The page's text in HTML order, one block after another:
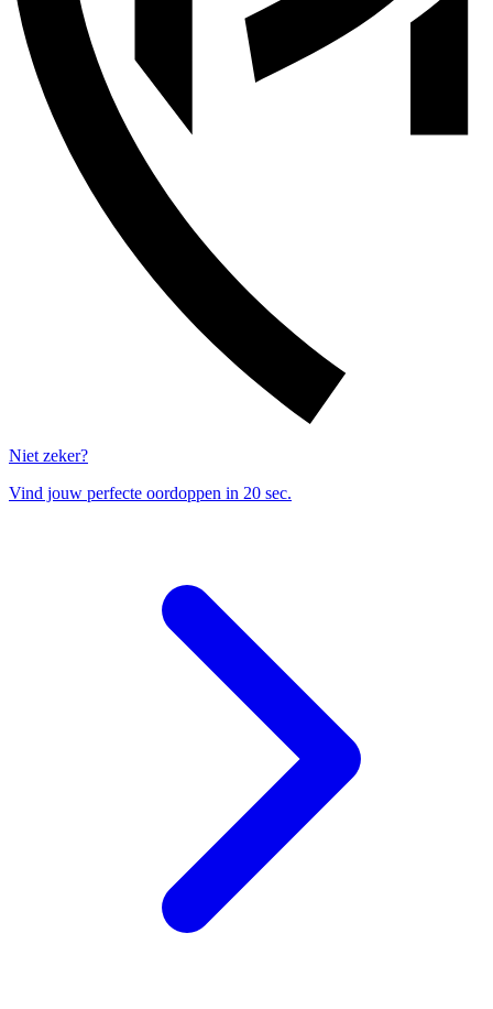
Niet zeker?
Vind jouw perfecte oordoppen in 20 sec.